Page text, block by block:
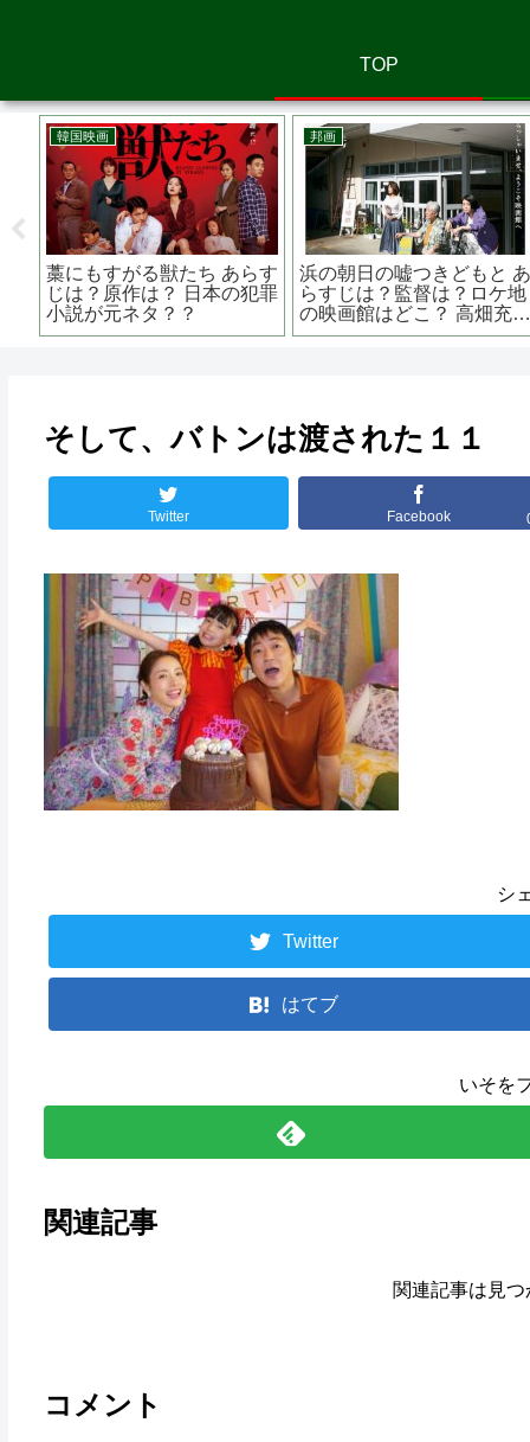
TOP
ング・オブ・ニューヨ
あらすじは？内容か
る背景と史実
邦画
砕け散るところを見せてあ
げる あらすじは？原作は？
真っ赤な嵐って？？
邦画
地獄
作は
マヤ
そして、バトンは渡された１１
Twitter Facebook
シ
Twitter
はてブ
いそを
関連記事
関連記事は見
コメント